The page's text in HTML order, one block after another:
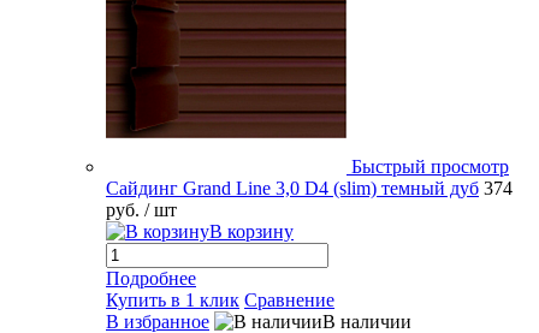
Быстрый просмотр
Сайдинг Grand Line 3,0 D4 (slim) темный дуб 374
руб. / шт
В корзину
Подробнее
Купить в 1 клик Сравнение
В избранное
В наличии